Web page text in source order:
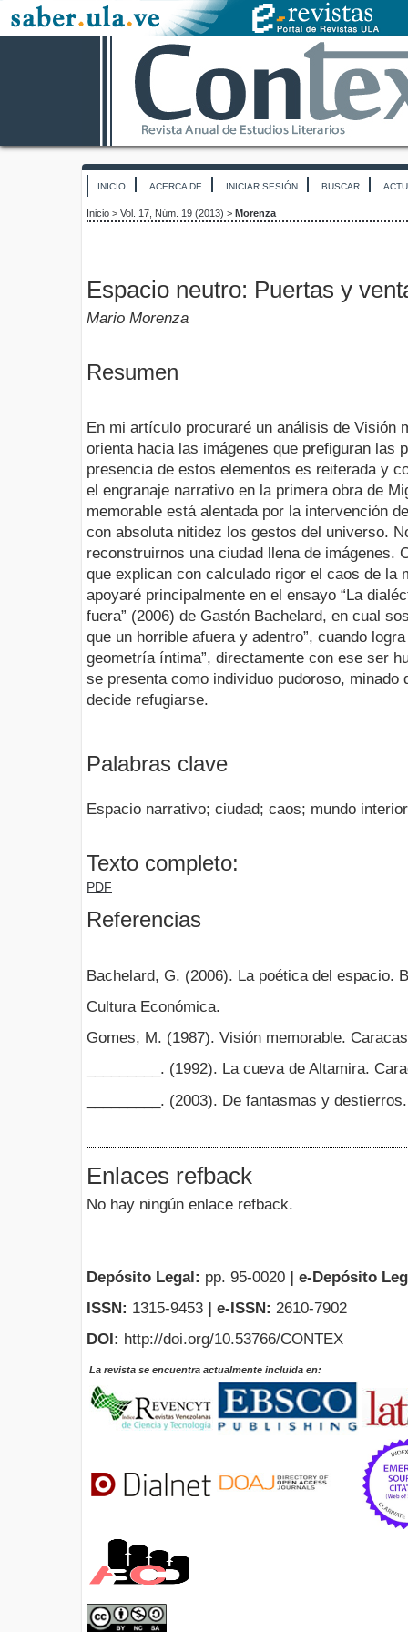
INICIO ACERCA DE INICIAR SESIÓN BUSCAR
Inicio > Vol. 17, Núm. 19 (2013) > Morenza
Espacio neutro: Puertas y
Mario Morenza
Resumen
En mi artículo procuraré un análisis de Visión
orienta hacia las imágenes que prefiguran las
presencia de estos elementos es reiterada y
el engranaje narrativo en la primera obra de
memorable está alentada por la intervención
con absoluta nitidez los gestos del universo.
reconstruirnos una ciudad llena de imágenes.
que explican con calculado rigor el caos de la
apoyaré principalmente en el ensayo “La
fuera” (2006) de Gastón Bachelard, en cual
que un horrible afuera y adentro”, cuando
geometría íntima”, directamente con ese ser
se presenta como individuo pudoroso, minado
decide refugiarse.
Palabras clave
Espacio narrativo; ciudad; caos; mundo
Texto completo:
PDF
Referencias
Bachelard, G. (2006). La poética del espacio.
Cultura Económica.
Gomes, M. (1987). Visión memorable.
_________. (1992). La cueva de Altamira.
_________. (2003). De fantasmas y
Enlaces refback
No hay ningún enlace refback.
Depósito Legal: pp. 95-0020 | e-Depósito
ISSN: 1315-9453 | e-ISSN: 2610-7902
DOI: http://doi.org/10.53766/CONTEX
La revista se encuentra actualmente incluida en: